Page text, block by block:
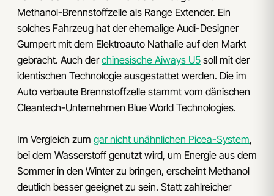
Methanol-Brennstoffzelle als Range Extender. Ein
solches Fahrzeug hat der ehemalige Audi-Designer
Gumpert mit dem Elektroauto Nathalie auf den Markt
gebracht. Auch derchinesische Aiways U5 soll mit der
identischen Technologie ausgestattet werden. Die im
Auto verbaute Brennstoffzelle stammt vom dänischen
Cleantech-Unternehmen Blue World Technologies.
Im Vergleich zum gar nicht unähnlichen Picea-System,
bei dem Wasserstoff genutzt wird, um Energie aus dem
Sommer in den Winter zu bringen, erscheint Methanol
deutlich besser geeignet zu sein. Statt zahlreicher